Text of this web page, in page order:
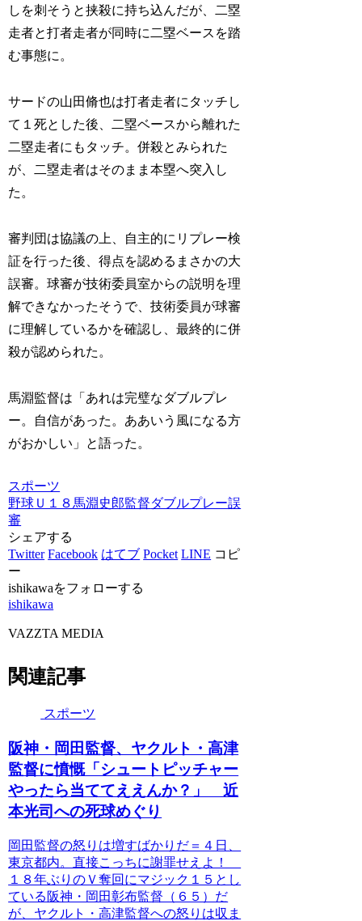
しを刺そうと挟殺に持ち込んだが、二塁
走者と打者走者が同時に二塁ベースを踏
む事態に。
サードの山田脩也は打者走者にタッチし
て１死とした後、二塁ベースから離れた
二塁走者にもタッチ。併殺とみられた
が、二塁走者はそのまま本塁へ突入し
た。
審判団は協議の上、自主的にリプレー検
証を行った後、得点を認めるまさかの大
誤審。球審が技術委員室からの説明を理
解できなかったそうで、技術委員が球審
に理解しているかを確認し、最終的に併
殺が認められた。
馬淵監督は「あれは完璧なダブルプレ
ー。自信があった。ああいう風になる方
がおかしい」と語った。
スポーツ
野球 Ｕ１８ 馬淵史郎監督ダブルプレー誤
審
シェアする
Twitter Facebook はてブ Pocket LINE コピ
ー
ishikawaをフォローする
ishikawa
VAZZTA MEDIA
関連記事
スポーツ
阪神・岡田監督、ヤクルト・高津
監督に憤慨「シュートピッチャー
やったら当ててええんか？」 近
本光司への死球めぐり
岡田監督の怒りは増すばかりだ＝４日、
東京都内。直接こっちに謝罪せえよ！
１８年ぶりのＶ奪回にマジック１５とし
ている阪神・岡田彰布監督（６５）だ
が、ヤクルト・高津監督への怒りは収ま